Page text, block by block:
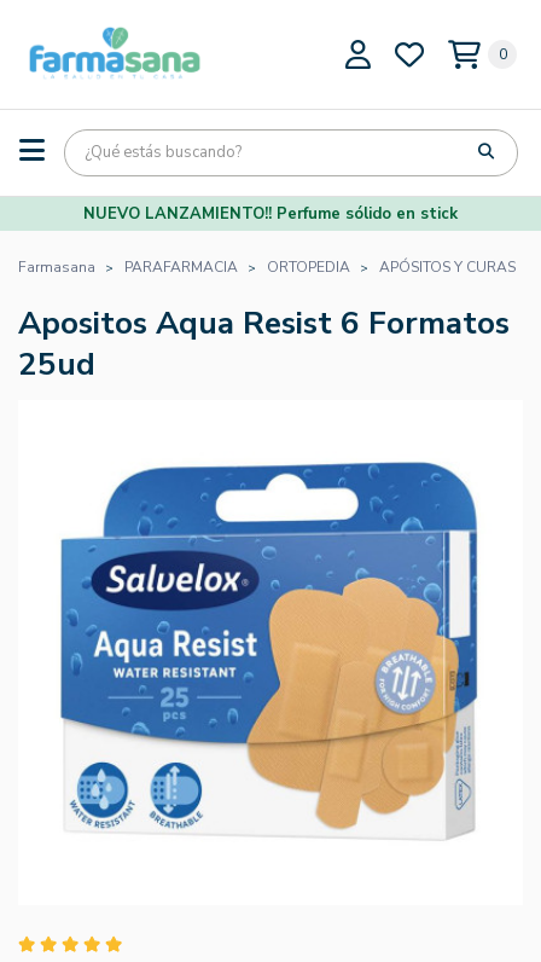
0
NUEVO LANZAMIENTO!! Perfume sólido en stick
Farmasana PARAFARMACIA ORTOPEDIA APÓSITOS Y CURAS
Apositos Aqua Resist 6 Formatos
25ud